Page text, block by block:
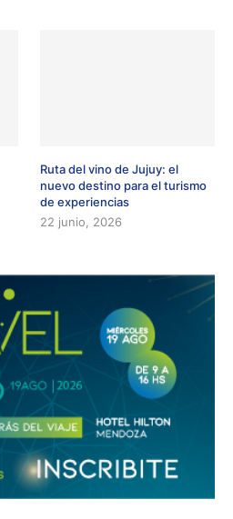
Ruta del vino de Jujuy: el
nuevo destino para el turismo
de experiencias
22 junio, 2026